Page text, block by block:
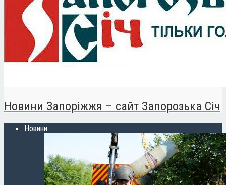
Новини Запоріжжя – сайт Запорозька Січ
Новини